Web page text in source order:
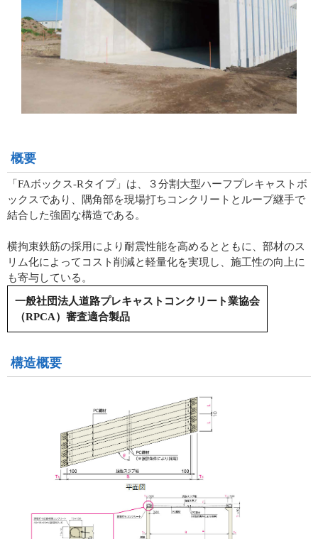
概要
「FAボックス-Rタイプ」は、３分割大型ハーフプレキャストボ
ックスであり、隅角部を現場打ちコンクリートとループ継手で
結合した強固な構造である。
横拘束鉄筋の採用により耐震性能を高めるとともに、部材のス
リム化によってコスト削減と軽量化を実現し、施工性の向上に
も寄与している。
一般社団法人道路プレキャストコンクリート業協会
（RPCA）審査適合製品
構造概要